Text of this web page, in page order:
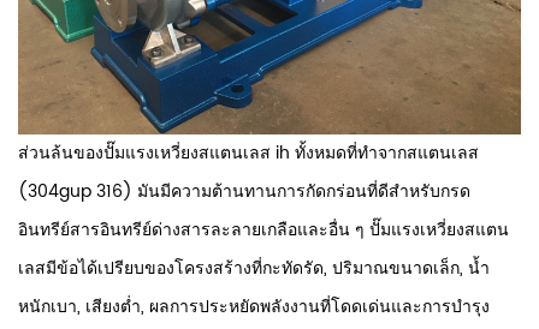
ส่วนล้นของปั๊มแรงเหวี่ยงสแตนเลส ih ทั้งหมดที่ทำจากสแตนเลส
(304gup 316) มันมีความต้านทานการกัดกร่อนที่ดีสำหรับกรด
อินทรีย์สารอินทรีย์ด่างสารละลายเกลือและอื่น ๆ ปั๊มแรงเหวี่ยงสแตน
เลสมีข้อได้เปรียบของโครงสร้างที่กะทัดรัด, ปริมาณขนาดเล็ก, น้ำ
หนักเบา, เสียงต่ำ, ผลการประหยัดพลังงานที่โดดเด่นและการบำรุง